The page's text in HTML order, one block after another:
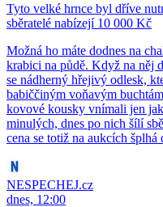
Tyto velké hrnce byl dříve
sběratelé nabízejí 10 000 Kč
Možná ho máte dodnes na
krabici na půdě. Když na něj
se nádherný hřejivý odlesk,
babiččiným voňavým
kovové kousky vnímali jen
minulých, dnes po nich šílí
cena se totiž na aukcích
NESPECHEJ.cz
dnes, 12:00